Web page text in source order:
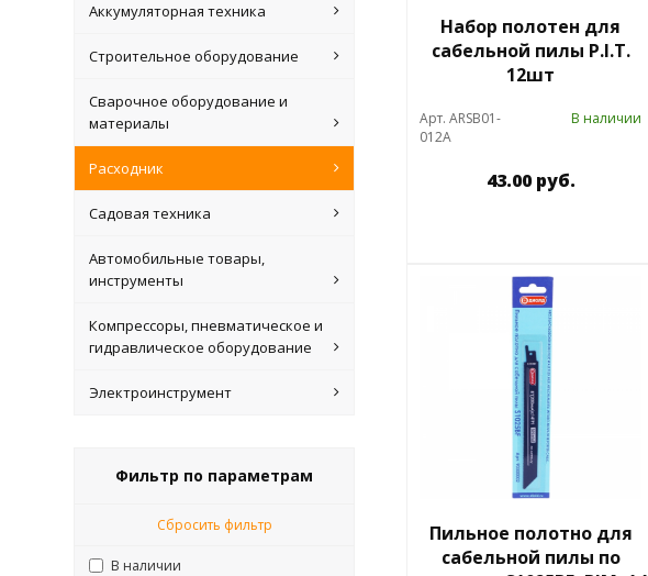
Аккумуляторная техника
Строительное оборудование
Сварочное оборудование и
материалы
Расходник
Садовая техника
Автомобильные товары,
инструменты
Компрессоры, пневматическое и
гидравлическое оборудование
Электроинструмент
Фильтр по параметрам
Сбросить фильтр
В наличии
Набор полотен для
сабельной пилы P.I.T.
12шт
Арт. ARSB01-
012A
В наличии
43.00 руб.
Пильное полотно для
сабельной пилы по